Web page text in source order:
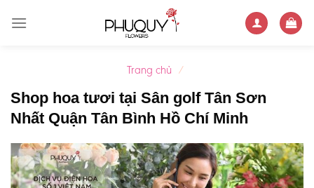
Trang chủ /
Shop hoa tươi tại Sân golf Tân Sơn
Nhất Quận Tân Bình Hồ Chí Minh